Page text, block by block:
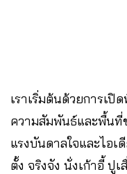
เราเริ่มต้นด้วยการเ
ความสัมพันธ์และพื้นที่
แรงบันดาลใจและไอ
ตั้ง จริงจัง นั่งเก้าอี้ ปู